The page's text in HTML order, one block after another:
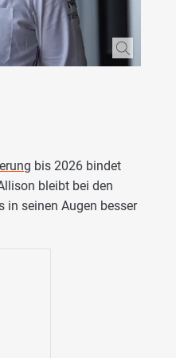
bis 2026 bindet
bleibt bei den
in seinen Augen besser